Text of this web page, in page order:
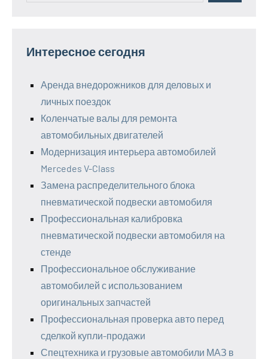
Интересное сегодня
Аренда внедорожников для деловых и
личных поездок
Коленчатые валы для ремонта
автомобильных двигателей
Модернизация интерьера автомобилей
Mercedes V-Class
Замена распределительного блока
пневматической подвески автомобиля
Профессиональная калибровка
пневматической подвески автомобиля на
стенде
Профессиональное обслуживание
автомобилей с использованием
оригинальных запчастей
Профессиональная проверка авто перед
сделкой купли-продажи
Спецтехника и грузовые автомобили МАЗ в